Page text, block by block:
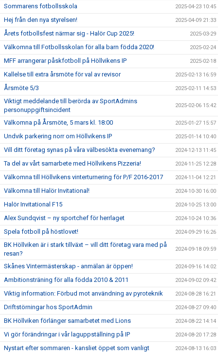
Sommarens fotbollsskola 2025-04-23 10:45
Hej från den nya styrelsen! 2025-04-09 21:33
Årets fotbollsfest närmar sig - Halör Cup 2025! 2025-03-29
Välkomna till Fotbollsskolan för alla barn födda 2020! 2025-02-24
MFF arrangerar påskfotboll på Höllvikens IP 2025-02-18
Kallelse till extra årsmöte för val av revisor 2025-02-13 16:59
Årsmöte 5/3 2025-02-11 14:53
Viktigt meddelande till berörda av SportAdmins
personuppgiftsincident
2025-02-06 15:42
Välkomna på Årsmöte, 5 mars kl. 18:00 2025-01-27 15:57
Undvik parkering norr om Höllvikens IP 2025-01-14 10:40
Vill ditt företag synas på våra välbesökta evenemang? 2024-12-13 11:45
Ta del av vårt samarbete med Höllvikens Pizzeria! 2024-11-25 12:28
Välkomna till Höllvikens vinterturnering för P/F 2016-2017 2024-11-04 12:21
Välkomna till Halör Invitational! 2024-10-30 16:00
Halör Invitational F15 2024-10-25 13:00
Alex Sundqvist – ny sportchef för herrlaget 2024-10-24 10:36
Spela fotboll på höstlovet! 2024-09-29 16:26
BK Höllviken är i stark tillväxt – vill ditt företag vara med på
resan?
2024-09-18 09:59
Skånes Vintermästerskap - anmälan är öppen! 2024-09-16 14:02
Ambitionsträning för alla födda 2010 & 2011 2024-09-02 09:42
Viktig information: Förbud mot användning av pyroteknik 2024-08-28 16:21
Driftstörningar hos SportAdmin 2024-08-27 09:40
BK Höllviken förlänger samarbetet med Lions 2024-08-22 14:14
Vi gör förändringar i vår laguppställning på IP 2024-08-20 17:28
Nystart efter sommaren - kansliet öppet som vanligt 2024-08-13 16:03